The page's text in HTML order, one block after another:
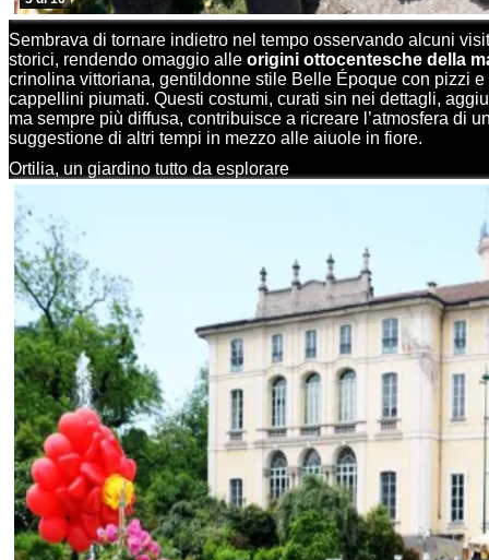
Sembrava di tornare indietro nel tempo osservando alcuni
storici, rendendo omaggio alle origini ottocentesche della
crinolina vittoriana, gentildonne stile Belle Époque con pizzi
cappellini piumati. Questi costumi, curati sin nei dettagli,
ma sempre più diffusa, contribuisce a ricreare l’atmosfera di
suggestione di altri tempi in mezzo alle aiuole in fiore.
Ortilia, un giardino tutto da esplorare